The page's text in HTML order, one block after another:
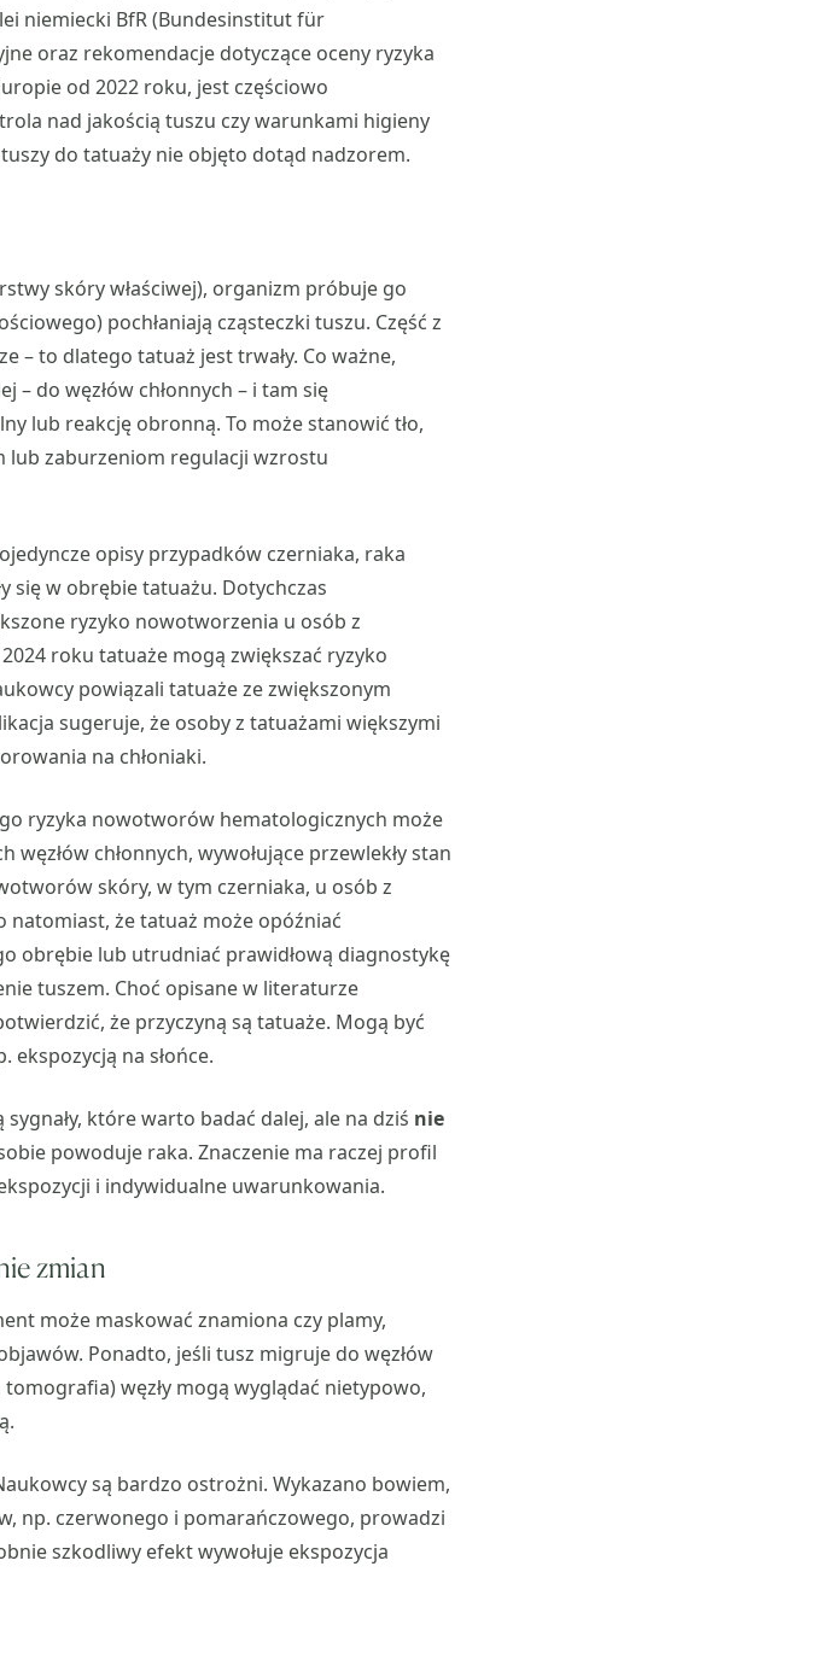
niemiecki BfR (Bundesinstitut für
oraz rekomendacje dotyczące oceny ryzyka
od 2022 roku, jest częściowo
nad jakością tuszu czy warunkami higieny
do tatuaży nie objęto dotąd nadzorem.
skóry właściwej), organizm próbuje go
pochłaniają cząsteczki tuszu. Część z
– to dlatego tatuaż jest trwały. Co ważne,
do węzłów chłonnych – i tam się
lub reakcję obronną. To może stanowić tło,
zaburzeniom regulacji wzrostu
opisy przypadków czerniaka, raka
się w obrębie tatuażu. Dotychczas
ryzyko nowotworzenia u osób z
roku tatuaże mogą zwiększać ryzyko
powiązali tatuaże ze zwiększonym
sugeruje, że osoby z tatuażami większymi
na chłoniaki.
ryzyka nowotworów hematologicznych może
chłonnych, wywołujące przewlekły stan
skóry, w tym czerniaka, u osób z
że tatuaż może opóźniać
obrębie lub utrudniać prawidłową diagnostykę
tuszem. Choć opisane w literaturze
że przyczyną są tatuaże. Mogą być
ekspozycją na słońce.
które warto badać dalej, ale na dziś nie
powoduje raka. Znaczenie ma raczej profil
i indywidualne uwarunkowania.
zmian
może maskować znamiona czy plamy,
Ponadto, jeśli tusz migruje do węzłów
węzły mogą wyglądać nietypowo,
są bardzo ostrożni. Wykazano bowiem,
np. czerwonego i pomarańczowego, prowadzi
szkodliwy efekt wywołuje ekspozycja